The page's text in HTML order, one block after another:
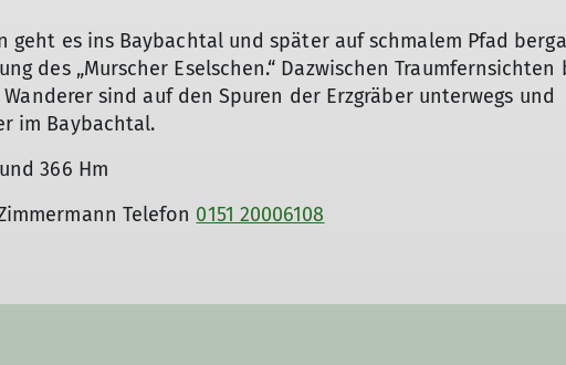
geht es ins Baybachtal und später auf schmalem Pfad
des „Murscher Eselschen.“ Dazwischen Traumfernsichten
sind auf den Spuren der Erzgräber unterwegs und
im Baybachtal.
366 Hm
Telefon 0151 20006108